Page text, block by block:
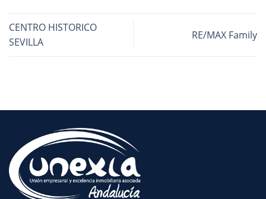
CENTRO HISTORICO
SEVILLA
RE/MAX Family